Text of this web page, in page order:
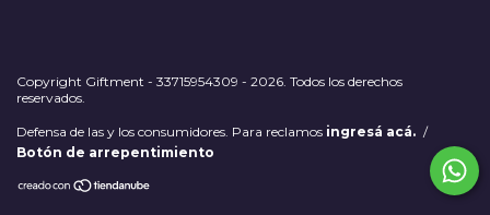
Copyright Giftment - 33715954309 - 2026. Todos los derechos
reservados.
Defensa de las y los consumidores. Para reclamos ingresá acá. /
Botón de arrepentimiento